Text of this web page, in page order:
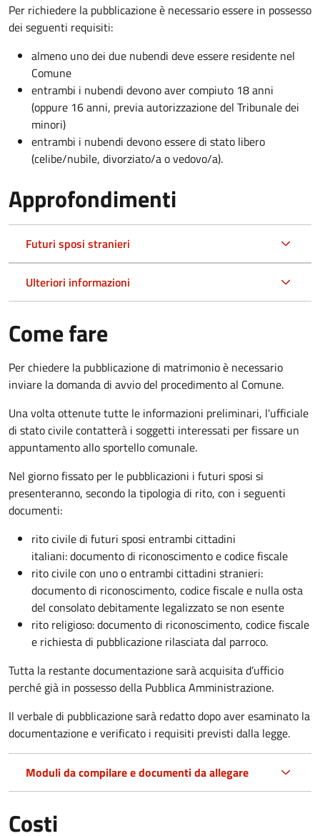
Per richiedere la pubblicazione è necessario essere in possesso
dei seguenti requisiti:
almeno uno dei due nubendi deve essere residente nel
Comune
entrambi i nubendi devono aver compiuto 18 anni
(oppure 16 anni, previa autorizzazione del Tribunale dei
minori)
entrambi i nubendi devono essere di stato libero
(celibe/nubile, divorziato/a o vedovo/a).
Approfondimenti
Futuri sposi stranieri
Ulteriori informazioni
Come fare
Per chiedere la pubblicazione di matrimonio è necessario
inviare la domanda di avvio del procedimento al Comune.
Una volta ottenute tutte le informazioni preliminari, l'ufficiale
di stato civile contatterà i soggetti interessati per fissare un
appuntamento allo sportello comunale.
Nel giorno fissato per le pubblicazioni i futuri sposi si
presenteranno, secondo la tipologia di rito, con i seguenti
documenti:
rito civile di futuri sposi entrambi cittadini
italiani: documento di riconoscimento e codice fiscale
rito civile con uno o entrambi cittadini stranieri:
documento di riconoscimento, codice fiscale e nulla osta
del consolato debitamente legalizzato se non esente
rito religioso: documento di riconoscimento, codice fiscale
e richiesta di pubblicazione rilasciata dal parroco.
Tutta la restante documentazione sarà acquisita d’ufficio
perché già in possesso della Pubblica Amministrazione.
Il verbale di pubblicazione sarà redatto dopo aver esaminato la
documentazione e verificato i requisiti previsti dalla legge.
Moduli da compilare e documenti da allegare
Costi